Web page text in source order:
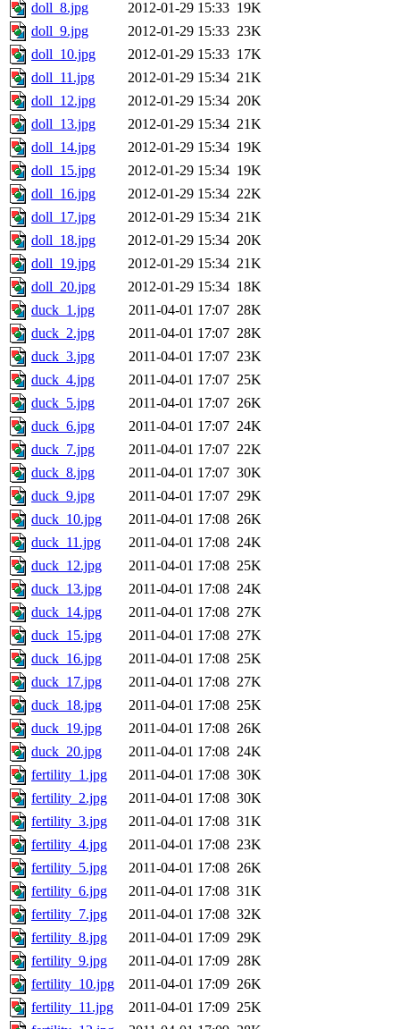
doll_8.jpg
2012-01-29 15:33 19K
doll_9.jpg
2012-01-29 15:33 23K
doll_10.jpg
2012-01-29 15:33 17K
doll_11.jpg
2012-01-29 15:34 21K
doll_12.jpg
2012-01-29 15:34 20K
doll_13.jpg
2012-01-29 15:34 21K
doll_14.jpg
2012-01-29 15:34 19K
doll_15.jpg
2012-01-29 15:34 19K
doll_16.jpg
2012-01-29 15:34 22K
doll_17.jpg
2012-01-29 15:34 21K
doll_18.jpg
2012-01-29 15:34 20K
doll_19.jpg
2012-01-29 15:34 21K
doll_20.jpg
2012-01-29 15:34 18K
duck_1.jpg
2011-04-01 17:07 28K
duck_2.jpg
2011-04-01 17:07 28K
duck_3.jpg
2011-04-01 17:07 23K
duck_4.jpg
2011-04-01 17:07 25K
duck_5.jpg
2011-04-01 17:07 26K
duck_6.jpg
2011-04-01 17:07 24K
duck_7.jpg
2011-04-01 17:07 22K
duck_8.jpg
2011-04-01 17:07 30K
duck_9.jpg
2011-04-01 17:07 29K
duck_10.jpg
2011-04-01 17:08 26K
duck_11.jpg
2011-04-01 17:08 24K
duck_12.jpg
2011-04-01 17:08 25K
duck_13.jpg
2011-04-01 17:08 24K
duck_14.jpg
2011-04-01 17:08 27K
duck_15.jpg
2011-04-01 17:08 27K
duck_16.jpg
2011-04-01 17:08 25K
duck_17.jpg
2011-04-01 17:08 27K
duck_18.jpg
2011-04-01 17:08 25K
duck_19.jpg
2011-04-01 17:08 26K
duck_20.jpg
2011-04-01 17:08 24K
fertility_1.jpg
2011-04-01 17:08 30K
fertility_2.jpg
2011-04-01 17:08 30K
fertility_3.jpg
2011-04-01 17:08 31K
fertility_4.jpg
2011-04-01 17:08 23K
fertility_5.jpg
2011-04-01 17:08 26K
fertility_6.jpg
2011-04-01 17:08 31K
fertility_7.jpg
2011-04-01 17:08 32K
fertility_8.jpg
2011-04-01 17:09 29K
fertility_9.jpg
2011-04-01 17:09 28K
fertility_10.jpg
2011-04-01 17:09 26K
fertility_11.jpg
2011-04-01 17:09 25K